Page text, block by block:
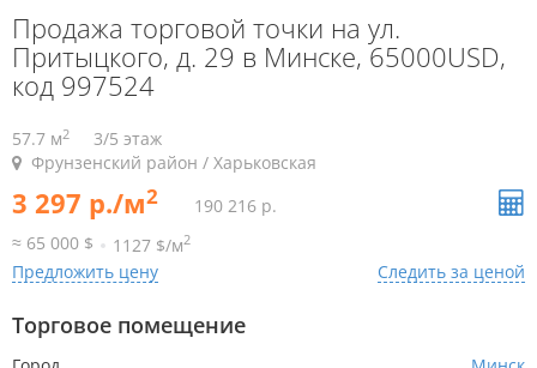
Продажа торговой точки на ул.
Притыцкого, д. 29 в Минске, 65000USD,
код 997524
57.7 м2
3/5 этаж
Фрунзенский район / Харьковская
3 297 р./м2
190 216 р.
≈ 65 000 $
1127 $/м2
Предложить цену Следить за ценой
Торговое помещение